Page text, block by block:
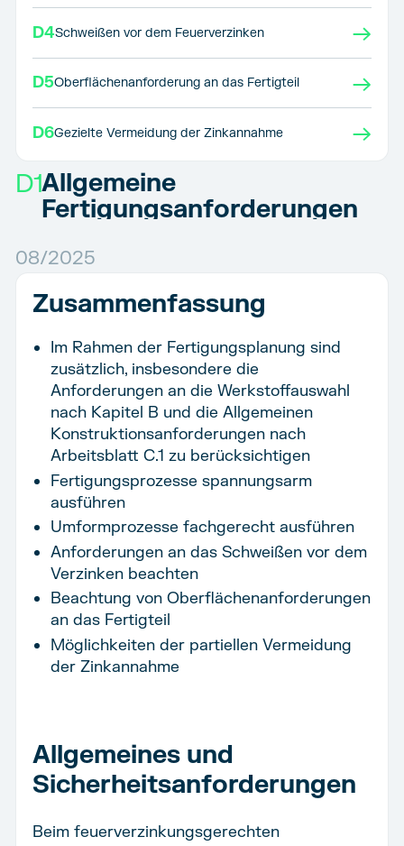
D4Schweißen vor dem Feuerverzinken →
D5Oberflächenanforderung an das Fertigteil →
D6Gezielte Vermeidung der Zinkannahme →
D1Allgemeine
Fertigungsanforderungen
08/2025
Zusammenfassung
Im Rahmen der Fertigungsplanung sind
zusätzlich, insbesondere die
Anforderungen an die Werkstoffauswahl
nach Kapitel B und die Allgemeinen
Konstruktionsanforderungen nach
Arbeitsblatt C.1 zu berücksichtigen
Fertigungsprozesse spannungsarm
ausführen
Umformprozesse fachgerecht ausführen
Anforderungen an das Schweißen vor dem
Verzinken beachten
Beachtung von Oberflächenanforderungen
an das Fertigteil
Möglichkeiten der partiellen Vermeidung
der Zinkannahme
Allgemeines und
Sicherheitsanforderungen
Beim feuerverzinkungsgerechten